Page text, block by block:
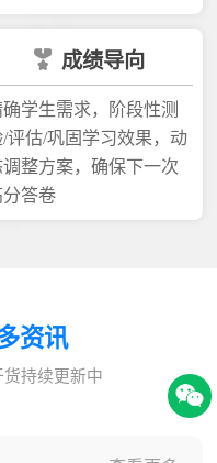
成绩导向
确学生需求，阶段性测
/评估/巩固学习效果，动
调整方案，确保下一次
分答卷
资讯
持续更新中